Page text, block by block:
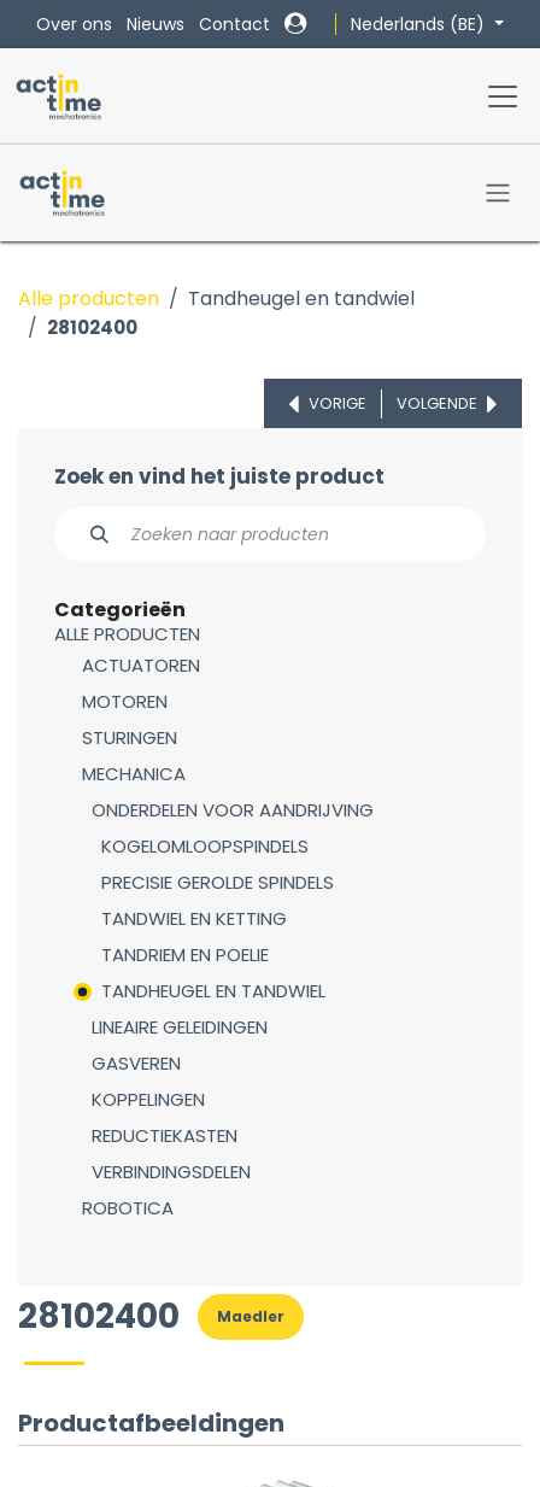
Overslaan naar inhoud
Over ons Nieuws Contact Nederlands (BE)
Alle producten Tandheugel en tandwiel
28102400
VORIGE VOLGENDE
Zoek en vind het juiste product
Categorieën
ALLE PRODUCTEN
ACTUATOREN
MOTOREN
STURINGEN
MECHANICA
ONDERDELEN VOOR AANDRIJVING
KOGELOMLOOPSPINDELS
PRECISIE GEROLDE SPINDELS
TANDWIEL EN KETTING
TANDRIEM EN POELIE
TANDHEUGEL EN TANDWIEL
LINEAIRE GELEIDINGEN
GASVEREN
KOPPELINGEN
REDUCTIEKASTEN
VERBINDINGSDELEN
ROBOTICA
28102400 Maedler
Productafbeeldingen